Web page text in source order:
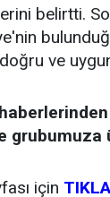
belirtti.
ve
grubumuza
için